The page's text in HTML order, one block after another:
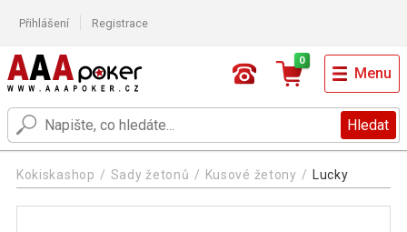
Přihlášení Registrace
Hledat
0
Menu
Kokiskashop Sady žetonů Kusové žetony Lucky